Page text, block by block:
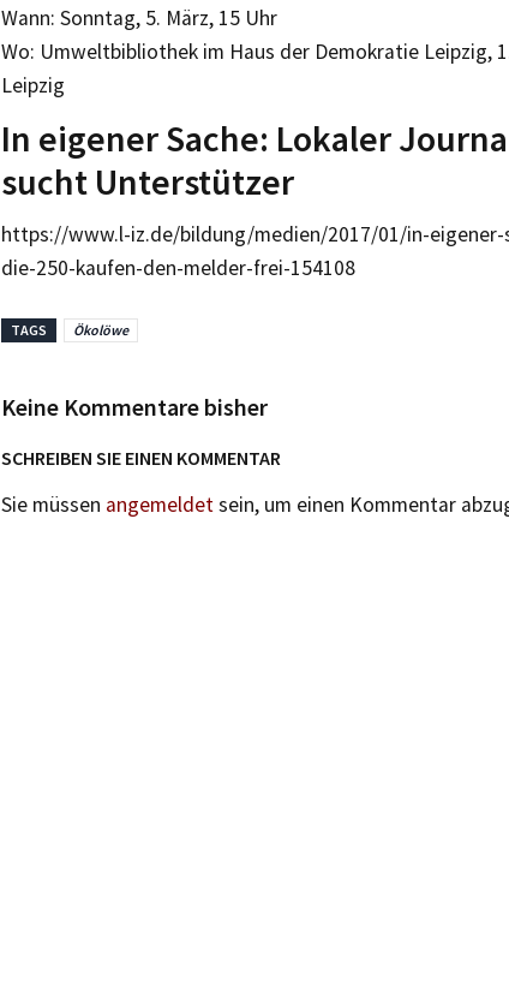
Wann: Sonntag, 5. März, 15 Uhr
Wo: Umweltbibliothek im Haus der Demokratie Leipzig,
Leipzig
In eigener Sache: Lokaler
sucht Unterstützer
https://www.l-iz.de/bildung/medien/2017/01/in-eigener-
die-250-kaufen-den-melder-frei-154108
TAGS Ökolöwe
Keine Kommentare bisher
SCHREIBEN SIE EINEN KOMMENTAR
Sie müssen angemeldetsein, um einen Kommentar